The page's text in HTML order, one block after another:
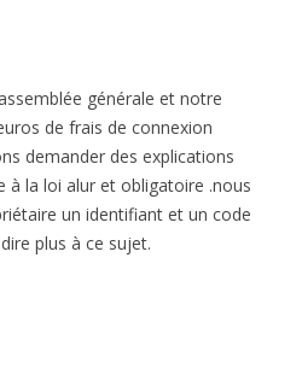
générale et notre
de frais de connexion
demander des explications
à la loi alur et obligatoire .nous
un identifiant et un code
plus à ce sujet.